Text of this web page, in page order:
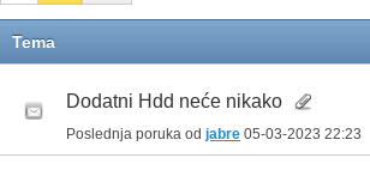
Tema
Dodatni Hdd neće nikako
Poslednja poruka od jabre 05-03-2023 22:23